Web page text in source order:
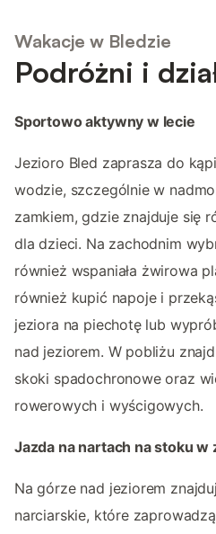
Wakacje w Bledzie
Podróżni i
Sportowo aktywny w lecie
Jezioro Bled zaprasza do
wodzie, szczególnie w
zamkiem, gdzie znajduje się
dla dzieci. Na zachodnim
również wspaniała żwirowa
również kupić napoje i
jeziora na piechotę lub
nad jeziorem. W pobliżu
skoki spadochronowe oraz
rowerowych i wyścigowych.
Jazda na nartach na stoku w
Na górze nad jeziorem
narciarskie, które